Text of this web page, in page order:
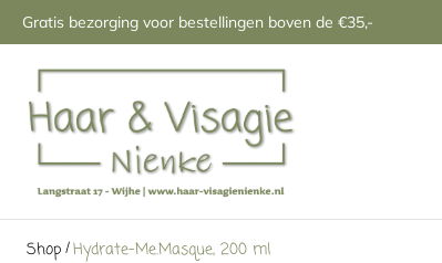
Gratis bezorging voor bestellingen boven de €35,-
Shop/Hydrate-Me.Masque, 200 ml